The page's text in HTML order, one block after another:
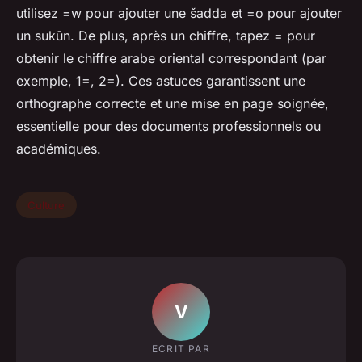
utilisez =w pour ajouter une šadda et =o pour ajouter
un sukūn. De plus, après un chiffre, tapez = pour
obtenir le chiffre arabe oriental correspondant (par
exemple, 1=, 2=). Ces astuces garantissent une
orthographe correcte et une mise en page soignée,
essentielle pour des documents professionnels ou
académiques.
Culture
V
ECRIT PAR